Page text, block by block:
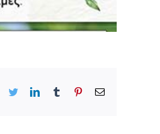
Facebook
TwitterLinkedInTumblr PinterestEmail